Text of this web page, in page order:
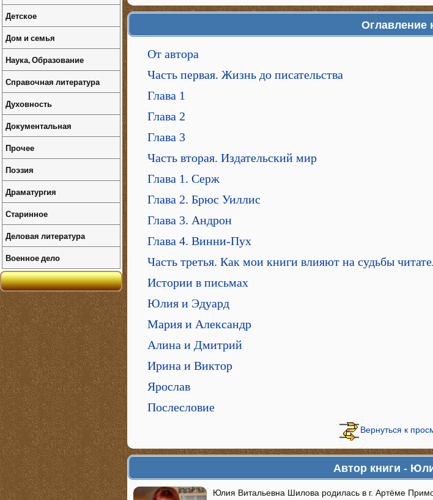
Оглавление
От автора
Часть первая. Жизнь до писательства
Глава 1
Глава 2
Глава 3
Часть вторая. Издательский мир
Глава 1. Серж
Глава 2. Брюс Уиллис
Глава 3. Андрон
Глава 4. Винни-Пух
Часть третья. Как мои книги влияют на судьбы
Истории в письмах
Юлия и Эдуард
Мария и Александр
Алина и Дмитрий
Ирина и Виктор
Ярослав
Послесловие
Вернуться к
Автор книги -
Юлия Витальевна Шилова родилась в г. Артёме
Детское
Дом и семья
Наука, Образование
Справочная литература
Духовность
Документальная
Прочее
Поэзия
Драматургия
Старинное
Деловая литература
Военное дело